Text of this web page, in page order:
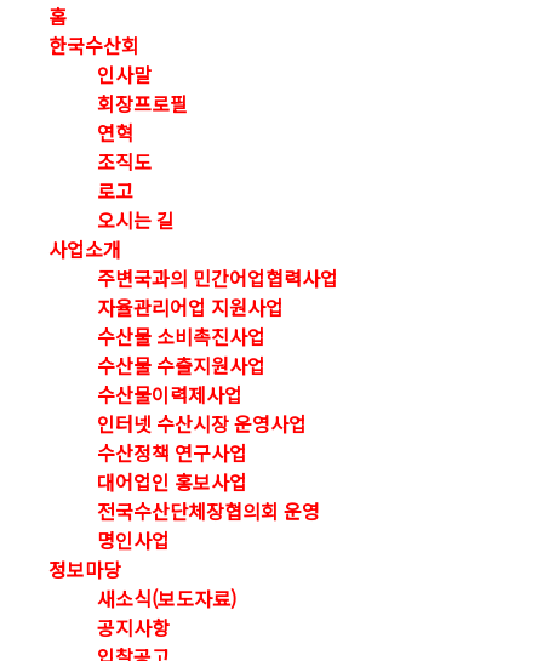
홈
한국수산회
인사말
회장프로필
연혁
조직도
로고
오시는 길
사업소개
주변국과의 민간어업협력사업
자율관리어업 지원사업
수산물 소비촉진사업
수산물 수출지원사업
수산물이력제사업
인터넷 수산시장 운영사업
수산정책 연구사업
대어업인 홍보사업
전국수산단체장협의회 운영
명인사업
정보마당
새소식(보도자료)
공지사항